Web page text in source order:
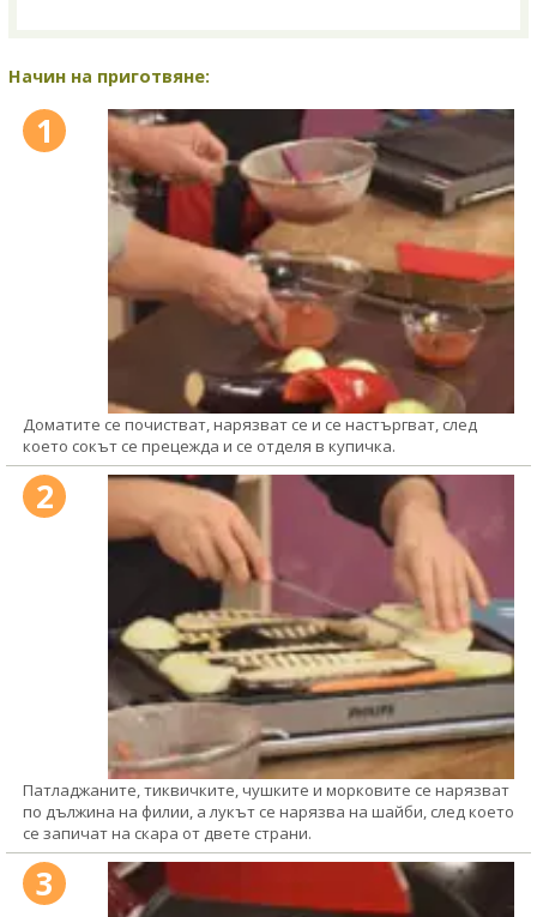
Начин на приготвяне:
1
Доматите се почистват, нарязват се и се настъргват, след
което сокът се прецежда и се отделя в купичка.
2
Патладжаните, тиквичките, чушките и морковите се нарязват
по дължина на филии, а лукът се нарязва на шайби, след което
се запичат на скара от двете страни.
3